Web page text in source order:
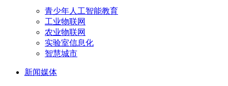
青少年人工智能教育
工业物联网
农业物联网
实验室信息化
智慧城市
新闻媒体